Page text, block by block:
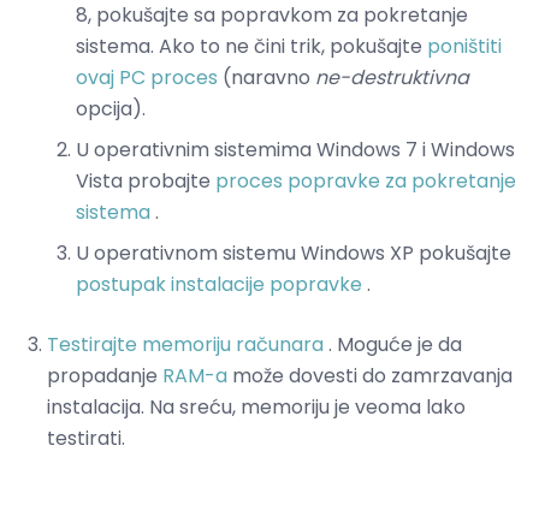
8, pokušajte sa popravkom za pokretanje
sistema. Ako to ne čini trik, pokušajte poništiti
ovaj PC proces (naravno ne-destruktivna
opcija).
U operativnim sistemima Windows 7 i Windows
Vista probajte proces popravke za pokretanje
sistema.
U operativnom sistemu Windows XP pokušajte
postupak instalacije popravke .
Testirajte memoriju računara. Moguće je da
propadanje RAM-a može dovesti do zamrzavanja
instalacija. Na sreću, memoriju je veoma lako
testirati.